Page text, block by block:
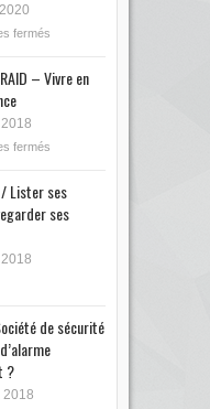
fermés
– Vivre en
fermés
Lister ses
ses
de sécurité
?
2018